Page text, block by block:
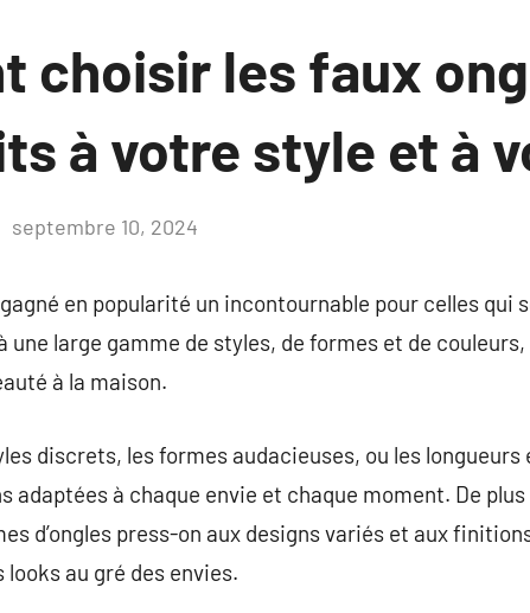
choisir les faux
à votre style et à
septembre 10, 2024
en popularité un incontournable pour celles qui
une large gamme de styles, de formes et de
à la maison.
discrets, les formes audacieuses, ou les
adaptées à chaque envie et chaque moment. De
d’ongles press-on aux designs variés et aux
au gré des envies.